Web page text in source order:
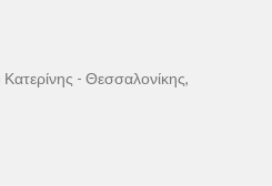
- Θεσσαλονίκης,